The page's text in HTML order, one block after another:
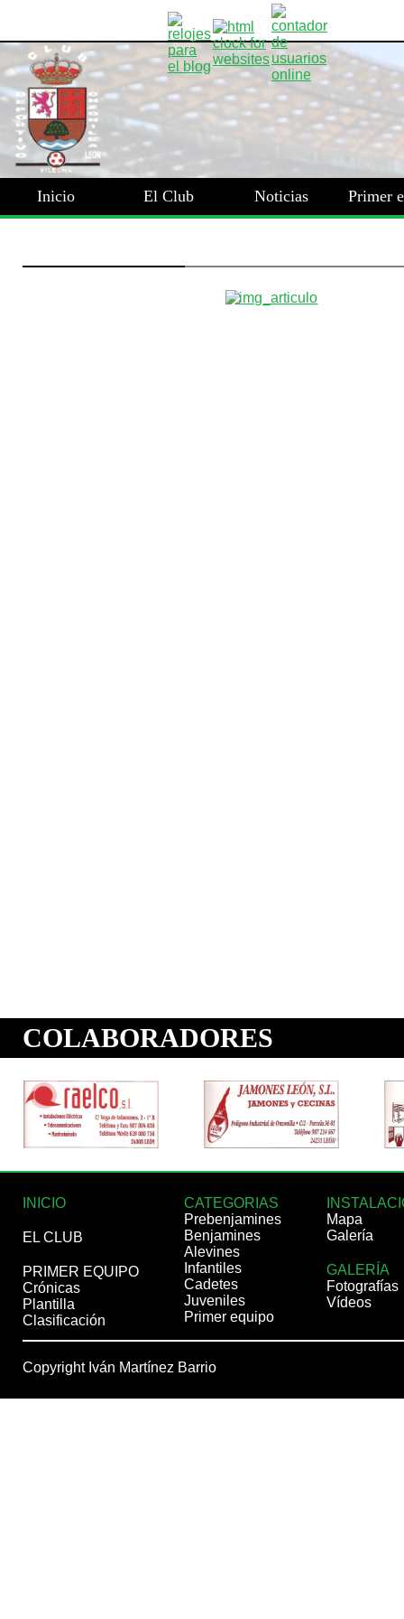
Inicio El Club Noticias Primer
INICIO
EL CLUB
PRIMER EQUIPO
Crónicas
Plantilla
Clasificación
CATEGORIAS
Prebenjamines
Benjamines
Alevines
Infantiles
Cadetes
Juveniles
Primer equipo
Mapa
Galería
GALERÍA
Fotografías
Vídeos
Copyright Iván Martínez Barrio